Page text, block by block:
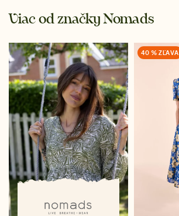
Viac od značky Nomads
40 % ZĽAVA